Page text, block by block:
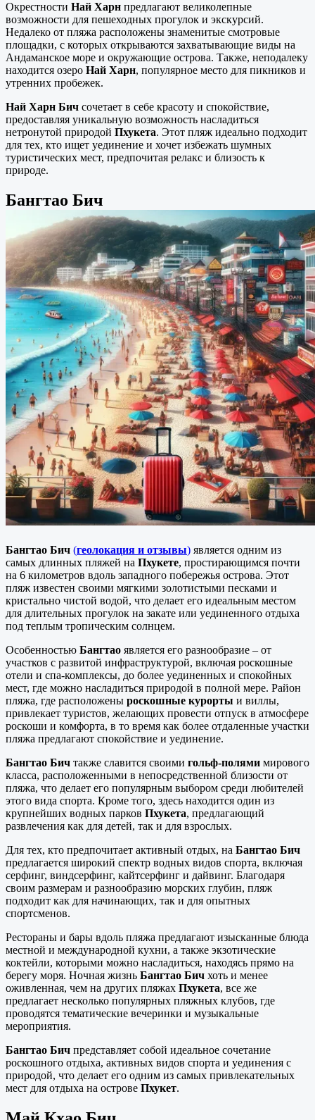
Окрестности Най Харн предлагают великолепные
возможности для пешеходных прогулок и экскурсий.
Недалеко от пляжа расположены знаменитые смотровые
площадки, с которых открываются захватывающие виды на
Андаманское море и окружающие острова. Также, неподалеку
находится озеро Най Харн, популярное место для пикников и
утренних пробежек.
Най Харн Бич сочетает в себе красоту и спокойствие,
предоставляя уникальную возможность насладиться
нетронутой природой Пхукета. Этот пляж идеально подходит
для тех, кто ищет уединение и хочет избежать шумных
туристических мест, предпочитая релакс и близость к
природе.
Бангтао Бич
Бангтао Бич (геолокация и отзывы) является одним из
самых длинных пляжей на Пхукете, простирающимся почти
на 6 километров вдоль западного побережья острова. Этот
пляж известен своими мягкими золотистыми песками и
кристально чистой водой, что делает его идеальным местом
для длительных прогулок на закате или уединенного отдыха
под теплым тропическим солнцем.
Особенностью Бангтао является его разнообразие – от
участков с развитой инфраструктурой, включая роскошные
отели и спа-комплексы, до более уединенных и спокойных
мест, где можно насладиться природой в полной мере. Район
пляжа, где расположены роскошные курорты и виллы,
привлекает туристов, желающих провести отпуск в атмосфере
роскоши и комфорта, в то время как более отдаленные участки
пляжа предлагают спокойствие и уединение.
Бангтао Бич также славится своими гольф-полями мирового
класса, расположенными в непосредственной близости от
пляжа, что делает его популярным выбором среди любителей
этого вида спорта. Кроме того, здесь находится один из
крупнейших водных парков Пхукета, предлагающий
развлечения как для детей, так и для взрослых.
Для тех, кто предпочитает активный отдых, на Бангтао Бич
предлагается широкий спектр водных видов спорта, включая
серфинг, виндсерфинг, кайтсерфинг и дайвинг. Благодаря
своим размерам и разнообразию морских глубин, пляж
подходит как для начинающих, так и для опытных
спортсменов.
Рестораны и бары вдоль пляжа предлагают изысканные блюда
местной и международной кухни, а также экзотические
коктейли, которыми можно насладиться, находясь прямо на
берегу моря. Ночная жизнь Бангтао Бич хоть и менее
оживленная, чем на других пляжах Пхукета, все же
предлагает несколько популярных пляжных клубов, где
проводятся тематические вечеринки и музыкальные
мероприятия.
Бангтао Бич представляет собой идеальное сочетание
роскошного отдыха, активных видов спорта и уединения с
природой, что делает его одним из самых привлекательных
мест для отдыха на острове Пхукет.